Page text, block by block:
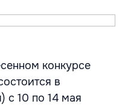
конкурсе
в
с 10 по 14 мая